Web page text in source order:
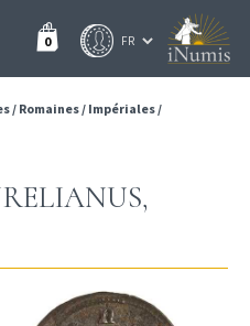
0
/ Romaines/ Impériales/